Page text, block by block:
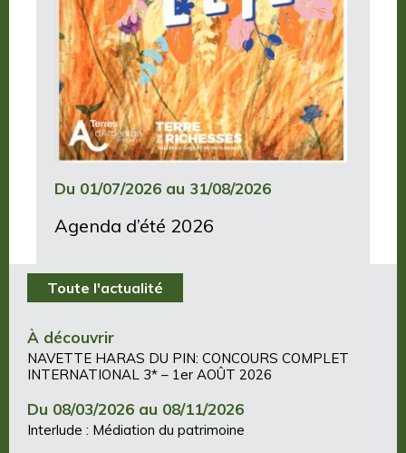
Du 01/07/2026 au 31/08/2026
Agenda d’été 2026
Toute l'actualité
À découvrir
NAVETTE HARAS DU PIN: CONCOURS COMPLET
INTERNATIONAL 3* – 1er AOÛT 2026
Du 08/03/2026 au 08/11/2026
Interlude : Médiation du patrimoine